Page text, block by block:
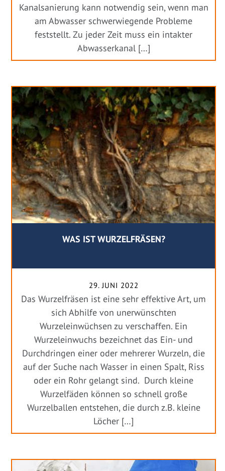
Kanalsanierung kann notwendig sein, wenn man
am Abwasser schwerwiegende Probleme
feststellt. Zu jeder Zeit muss ein intakter
Abwasserkanal […]
WAS IST WURZELFRÄSEN?
29. JUNI 2022
Das Wurzelfräsen ist eine sehr effektive Art, um
sich Abhilfe von unerwünschten
Wurzeleinwüchsen zu verschaffen. Ein
Wurzeleinwuchs bezeichnet das Ein- und
Durchdringen einer oder mehrerer Wurzeln, die
auf der Suche nach Wasser in einen Spalt, Riss
oder ein Rohr gelangt sind. Durch kleine
Wurzelfäden können so schnell große
Wurzelballen entstehen, die durch z.B. kleine
Löcher […]